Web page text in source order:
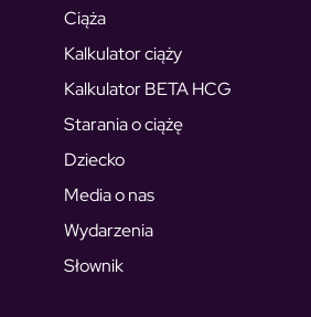
Ciąża
Kalkulator ciąży
Kalkulator BETA HCG
Starania o ciążę
Dziecko
Media o nas
Wydarzenia
Słownik